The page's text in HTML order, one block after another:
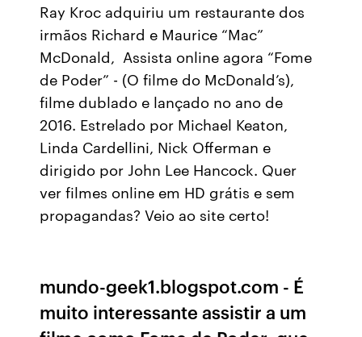
Ray Kroc adquiriu um restaurante dos
irmãos Richard e Maurice “Mac”
McDonald, Assista online agora “Fome
de Poder” - (O filme do McDonald’s),
filme dublado e lançado no ano de
2016. Estrelado por Michael Keaton,
Linda Cardellini, Nick Offerman e
dirigido por John Lee Hancock. Quer
ver filmes online em HD grátis e sem
propagandas? Veio ao site certo!
mundo-geek1.blogspot.com - É
muito interessante assistir a um